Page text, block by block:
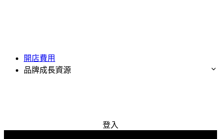
開店費用
品牌成長資源
登入